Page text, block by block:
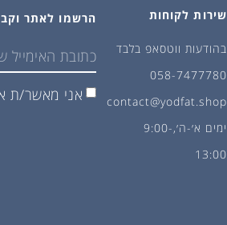
שירות לקוחות
בהודעות ווטסאפ בלבד
058-7477780
contact@yodfat.shop
ימים א׳-ה׳,9:00-
13:00
הרשמו לאתר וקבל 5% הנחה בקנייה
אני מאשר/ת